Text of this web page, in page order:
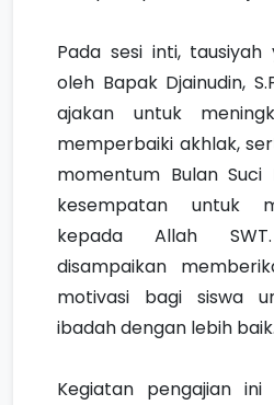
Pada sesi inti, tausiyah
oleh Bapak Djainudin,
ajakan untuk
memperbaiki akhlak,
momentum Bulan Suci
kesempatan untuk
kepada Allah
disampaikan
motivasi bagi siswa
ibadah dengan lebih baik.
Kegiatan pengajian